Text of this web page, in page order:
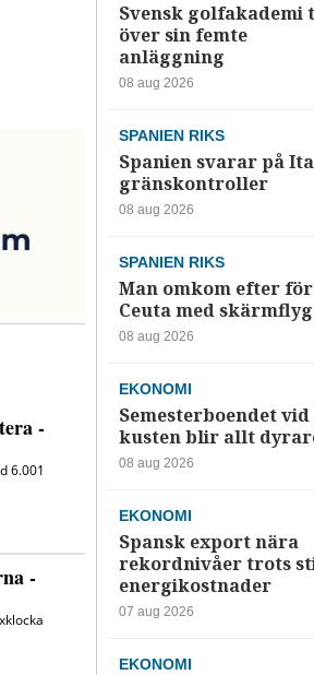
Svensk golfakademi
över sin femte
anläggning
08 aug 2026
SPANIEN RIKS
Spanien svarar på
gränskontroller
08 aug 2026
SPANIEN RIKS
Man omkom efter
Ceuta med
08 aug 2026
EKONOMI
Semesterboendet
kusten blir allt
08 aug 2026
EKONOMI
Spansk export nära
rekordnivåer trots
energikostnader
07 aug 2026
EKONOMI